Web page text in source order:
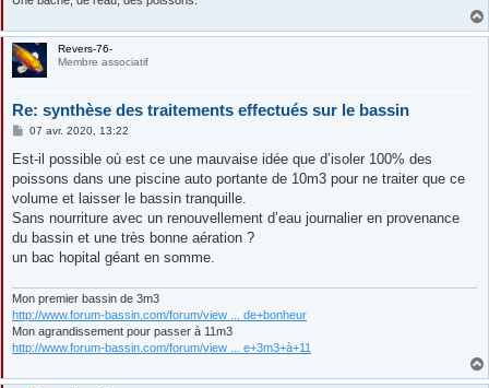
Revers-76-
Membre associatif
Re: synthèse des traitements effectués sur le bassin
M
s
a
g
07 avr. 2020, 13:22
Est-il possible où est ce une mauvaise idée que d’isoler 100% des
poissons dans une piscine auto portante de 10m3 pour ne traiter que ce
volume et laisser le bassin tranquille.
Sans nourriture avec un renouvellement d’eau journalier en provenance
du bassin et une très bonne aération ?
un bac hopital géant en somme.
Mon premier bassin de 3m3
http://www.forum-bassin.com/forum/view ... de+bonheur
Mon agrandissement pour passer à 11m3
http://www.forum-bassin.com/forum/view ... e+3m3+à+11